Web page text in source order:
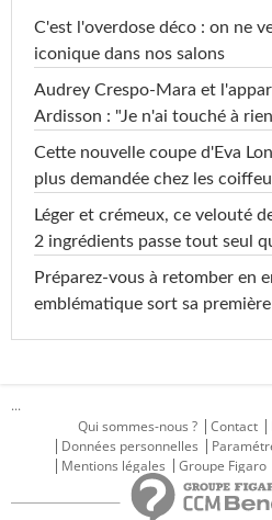
C'est l'overdose déco : on ne
iconique dans nos salons
Audrey Crespo-Mara et
Ardisson : "Je n'ai touché à
Cette nouvelle coupe d'Eva
plus demandée chez les
Léger et crémeux, ce velouté
2 ingrédients passe tout seul
Préparez-vous à retomber en
emblématique sort sa
...
Qui sommes-nous ?
Contact
Données personnelles
Mentions légales
Groupe Figaro